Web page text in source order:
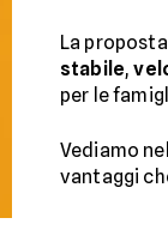
La
stabile,
per le
Vediamo
vantaggi